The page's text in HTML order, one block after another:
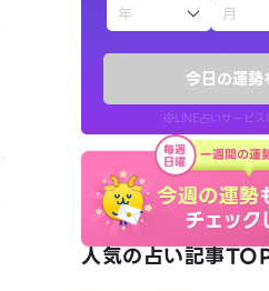
今日の運勢
※LINE占いサービス
人気の占い記事
えもじの子（占）
お知らせ
LINE占い